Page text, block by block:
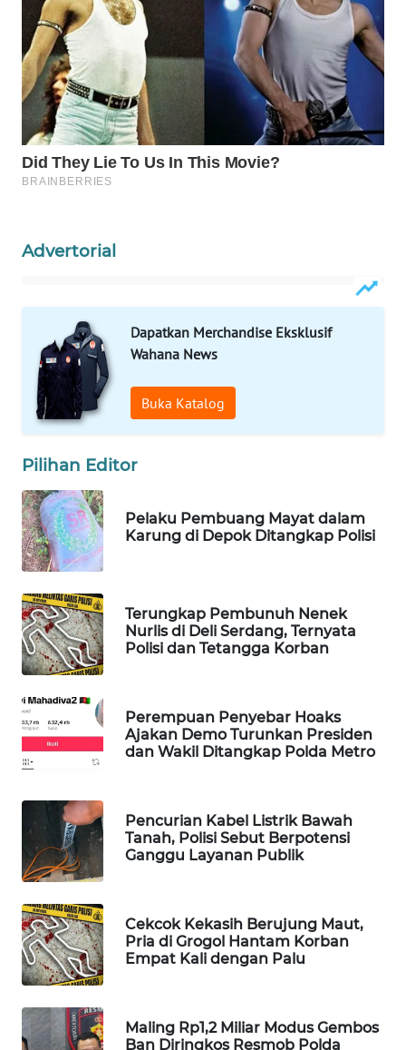
Advertorial
Dapatkan Merchandise Eksklusif
Wahana News
Buka Katalog
Pilihan Editor
Pelaku Pembuang Mayat dalam
Karung di Depok Ditangkap Polisi
Terungkap Pembunuh Nenek
Nurlis di Deli Serdang, Ternyata
Polisi dan Tetangga Korban
Perempuan Penyebar Hoaks
Ajakan Demo Turunkan Presiden
dan Wakil Ditangkap Polda Metro
Pencurian Kabel Listrik Bawah
Tanah, Polisi Sebut Berpotensi
Ganggu Layanan Publik
Cekcok Kekasih Berujung Maut,
Pria di Grogol Hantam Korban
Empat Kali dengan Palu
Maling Rp1,2 Miliar Modus Gembos
Ban Diringkos Resmob Polda
TV
WAHANANEWS
ID
WAHANANEWS
CO ID
WAHANA
WAHANA
UMKM
WAHANA
SELEB
WAHANA
WAHANA
OTOMOTIF
WAHANA
HEALTH
WAHANA
WISATA
LAPAK
Network
KONSUMEN
MASYARAKAT
KELISTRIKAN
WALINKI
ID